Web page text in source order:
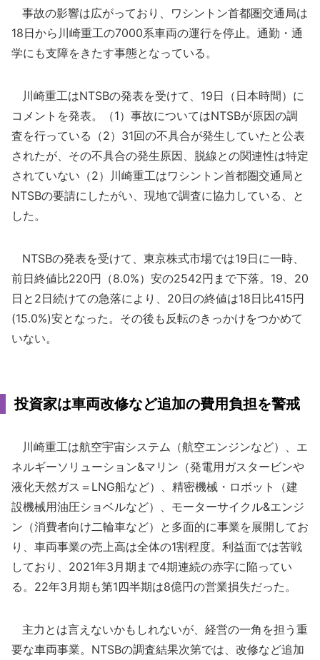
事故の影響は広がっており、ワシントン首都圏交通局は
18日から川崎重工の7000系車両の運行を停止。通勤・通
学にも支障をきたす事態となっている。
川崎重工はNTSBの発表を受けて、19日（日本時間）に
コメントを発表。（1）事故についてはNTSBが原因の調
査を行っている（2）31回の不具合が発生していたと公表
されたが、その不具合の発生原因、脱線との関連性は特定
されていない（2）川崎重工はワシントン首都圏交通局と
NTSBの要請にしたがい、現地で調査に協力している、と
した。
NTSBの発表を受けて、東京株式市場では19日に一時、
前日終値比220円（8.0%）安の2542円まで下落。19、20
日と2日続けての急落により、20日の終値は18日比415円
(15.0%)安となった。その後も反転のきっかけをつかめて
いない。
投資家は車両改修など追加の費用負担を警戒
川崎重工は航空宇宙システム（航空エンジンなど）、エ
ネルギーソリューション&マリン（発電用ガスタービンや
液化天然ガス＝LNG船など）、精密機械・ロボット（建
設機械用油圧ショベルなど）、モーターサイクル&エンジ
ン（消費者向け二輪車など）と多面的に事業を展開してお
り、車両事業の売上高は全体の1割程度。利益面では苦戦
しており、2021年3月期まで4期連続の赤字に陥ってい
る。22年3月期も第1四半期は8億円の営業損失だった。
主力とは言えないかもしれないが、経営の一角を担う重
要な車両事業。NTSBの調査結果次第では、改修など追加